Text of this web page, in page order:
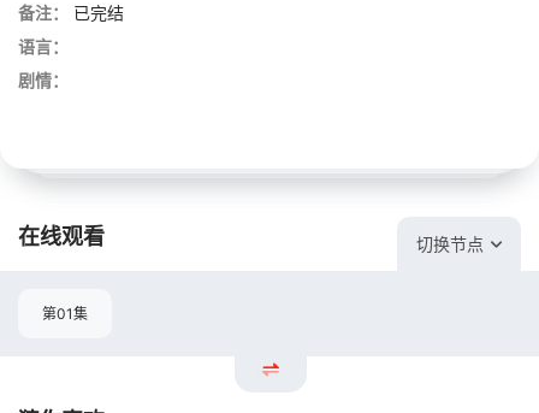
备注：
已完结
语言：
剧情：
在线观看 切换节点
第01集